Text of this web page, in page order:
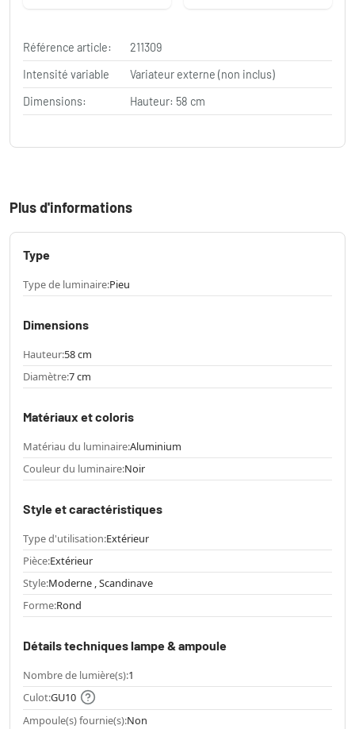
Référence article:
211309
Intensité variable
Variateur externe (non inclus)
Dimensions:
Hauteur: 58 cm
Plus d'informations
Type
Type de luminaire:Pieu
Dimensions
Hauteur:58 cm
Diamètre:7 cm
Matériaux et coloris
Matériau du luminaire:Aluminium
Couleur du luminaire:Noir
Style et caractéristiques
Type d'utilisation:Extérieur
Pièce:Extérieur
Style:Moderne , Scandinave
Forme:Rond
Détails techniques lampe & ampoule
Nombre de lumière(s):1
Culot:GU10
Ampoule(s) fournie(s):Non